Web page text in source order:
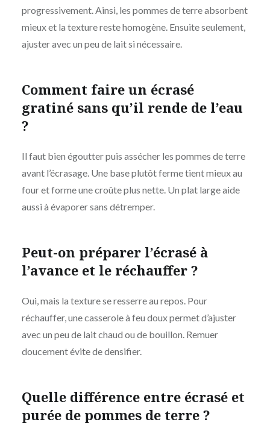
progressivement. Ainsi, les pommes de terre absorbent
mieux et la texture reste homogène. Ensuite seulement,
ajuster avec un peu de lait si nécessaire.
Comment faire un écrasé
gratiné sans qu’il rende de l’eau
?
Il faut bien égoutter puis assécher les pommes de terre
avant l’écrasage. Une base plutôt ferme tient mieux au
four et forme une croûte plus nette. Un plat large aide
aussi à évaporer sans détremper.
Peut-on préparer l’écrasé à
l’avance et le réchauffer ?
Oui, mais la texture se resserre au repos. Pour
réchauffer, une casserole à feu doux permet d’ajuster
avec un peu de lait chaud ou de bouillon. Remuer
doucement évite de densifier.
Quelle différence entre écrasé et
purée de pommes de terre ?